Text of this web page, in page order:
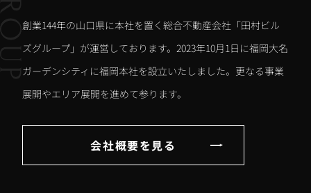
創業144年の山口県に本社を置く総合不動産会社「田村ビル
ズグループ」が運営しております。2023年10月1日に福岡大名
ガーデンシティに福岡本社を設立いたしました。更なる事業
展開やエリア展開を進めて参ります。
会社概要を見る